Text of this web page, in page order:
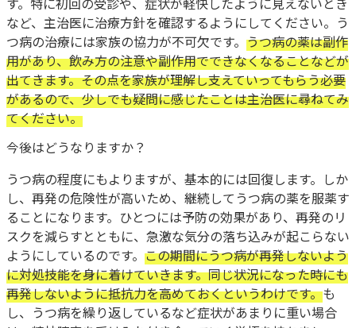
など、主治医に治療方針を確認するようにしてください。う
つ病の治療には家族の協力が不可欠です。 うつ病の薬は副作
用があり、飲み方の注意や副作用でできなくなることなどが
出てきます。その点を家族が理解し支えていってもらう必要
があるので、少しでも疑問に感じたことは主治医に尋ねてみ
てください。
今後はどうなりますか？
うつ病の程度にもよりますが、基本的には回復します。しか
し、再発の危険性が高いため、継続してうつ病の薬を服薬す
ることになります。ひとつには予防の効果があり、再発のリ
スクを減らすとともに、急激な気分の落ち込みが起こらない
ようにしているのです。 この期間にうつ病が再発しないよう
に対処技能を身に着けていきます。同じ状況になった時にも
再発しないように抵抗力を高めておくというわけです。も
し、うつ病を繰り返しているなど症状があまりに重い場合